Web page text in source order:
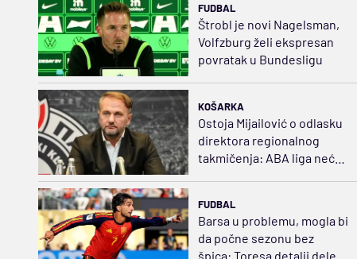
FUDBAL
Štrobl je novi Nagelsman,
Volfzburg želi ekspresan
povratak u Bundesligu
KOŠARKA
Ostoja Mijailović o odlasku
direktora regionalnog
takmičenja: ABA liga neće
FUDBAL
Barsa u problemu, mogla bi
da počne sezonu bez
špica: Toresa detalji dele